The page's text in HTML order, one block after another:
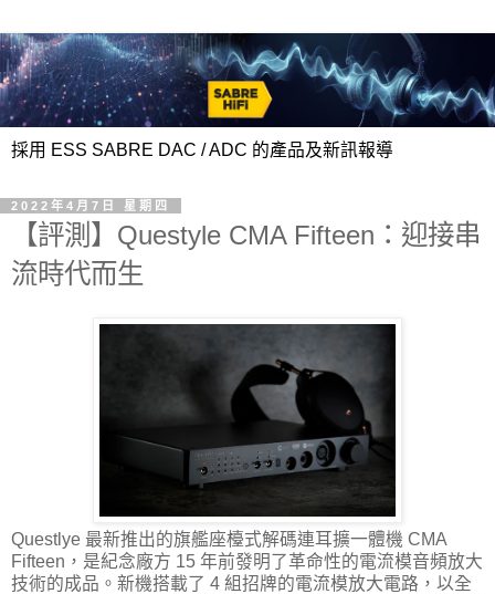
採用 ESS SABRE DAC / ADC 的產品及新訊報導
2022年4月7日 星期四
【評測】Questyle CMA Fifteen：迎接串
流時代而生
Questlye 最新推出的旗艦座檯式解碼連耳擴一體機 CMA
Fifteen，是紀念廠方 15 年前發明了革命性的電流模音頻放大
技術的成品。新機搭載了 4 組招牌的電流模放大電路，以全